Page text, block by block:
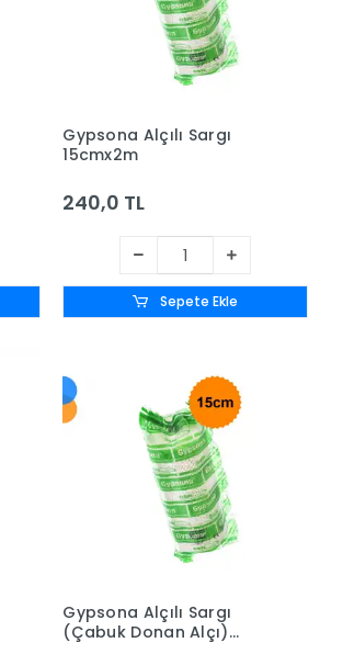
Gypsona Alçılı Sargı
15cmx2m
240,0 TL
Sepete Ekle
Gypsona Alçılı Sargı
(Çabuk Donan Alçı)